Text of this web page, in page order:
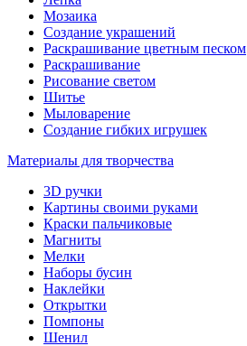
Мозаика
Создание украшений
Раскрашивание цветным песком
Раскрашивание
Рисование светом
Шитье
Мыловарение
Создание гибких игрушек
Материалы для творчества
3D ручки
Картины своими руками
Краски пальчиковые
Магниты
Мелки
Наборы бусин
Наклейки
Открытки
Помпоны
Шенил